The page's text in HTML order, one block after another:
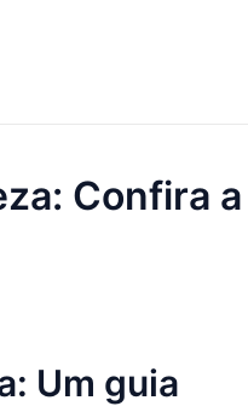
Confira a
Um guia